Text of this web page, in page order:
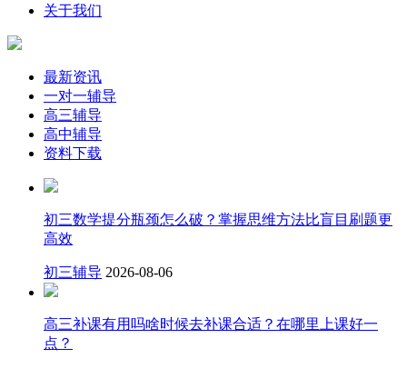
关于我们
最新资讯
一对一辅导
高三辅导
高中辅导
资料下载
​初三数学提分瓶颈怎么破？掌握思维方法比盲目刷题更
高效
初三辅导 2026-08-06
高三补课有用吗啥时候去补课合适？在哪里上课好一
点？